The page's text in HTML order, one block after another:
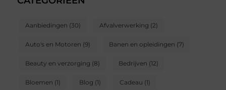
Aanbiedingen (30) Afvalverwerking (2)
Auto's en Motoren (9) Banen en opleidingen (7)
Beauty en verzorging (8) Bedrijven (12)
Bloemen (1) Blog (1) Cadeau (1)